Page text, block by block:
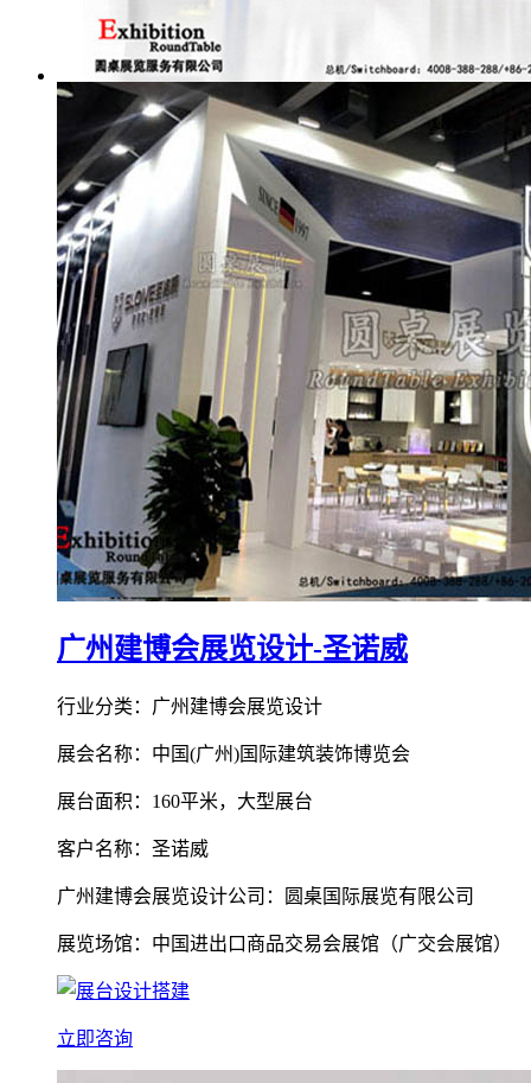
广州建博会展览设计-圣诺威
行业分类：广州建博会展览设计
展会名称：中国(广州)国际建筑装饰博览会
展台面积：160平米，大型展台
客户名称：圣诺威
广州建博会展览设计公司：圆桌国际展览有限公司
展览场馆：中国进出口商品交易会展馆（广交会展馆）
立即咨询